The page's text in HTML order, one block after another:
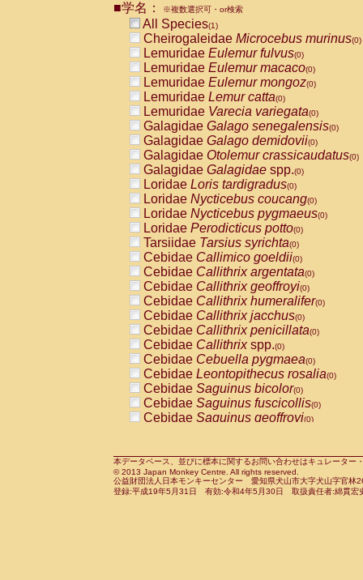
CebidaeCebus nigrivittatus
CebidaeCebus
CebidaeSaimiri boliviensis(0)
CebidaeSaimiri sciureus(0)
AtelidaeAlouatta caraya(0)
AtelidaeAlouatta fusca(0)
AtelidaeAlouatta seniculus
AtelidaeAlouattaspp.(0)
AtelidaeAteles belzebuth(0)
AtelidaeAteles geoffroyi(0)
AtelidaeAteles paniscus(0)
AtelidaeAtelesspp.(0)
Atelidae Lagothrix lagothricha
AtelidaeLagothrix lagothricha cana
PitheciidaeCacajao calvus
PitheciidaeCallicebus cupreus
PitheciidaeCallicebus donacophilus
PitheciidaeCallicebus moloch
PitheciidaeCallicebus torquatus
PitheciidaeCallicebusspp.(0)
PitheciidaeChiropotes satanas(0)
PitheciidaePithecia monachus
PitheciidaePithecia pithecia(0)
CercopithecidaeCercocebus agilis
CercopithecidaeCercocebus
CercopithecidaeCercocebus
CercopithecidaeCercocebus
CercopithecidaeCercocebus
CercopithecidaeCercocebushybrid
CercopithecidaePapio anubis(0)
CercopithecidaePapio cynocephalus
CercopithecidaePapio hamadryas(0)
■学名： ※複数選択可・or検索
All Species(1)
Cheirogaleidae Microcebus murinus(0)
Lemuridae Eulemur fulvus(0)
Lemuridae Eulemur macaco(0)
Lemuridae Eulemur mongoz(0)
Lemuridae Lemur catta(0)
Lemuridae Varecia variegata(0)
Galagidae Galago senegalensis(0)
Galagidae Galago demidovii(0)
Galagidae Otolemur crassicaudatus(0)
Galagidae Galagidae spp.(0)
Loridae Loris tardigradus(0)
Loridae Nycticebus coucang(0)
Loridae Nycticebus pygmaeus(0)
Loridae Perodicticus potto(0)
Tarsiidae Tarsius syrichta(0)
Cebidae Callimico goeldii(0)
Cebidae Callithrix argentata(0)
Cebidae Callithrix geoffroyi(0)
Cebidae Callithrix humeralifer(0)
Cebidae Callithrix jacchus(0)
Cebidae Callithrix penicillata(0)
Cebidae Callithrixspp.(0)
Cebidae Cebuella pygmaea(0)
Cebidae Leontopithecus rosalia(0)
Cebidae Saguinus bicolor(0)
Cebidae Saguinus fuscicollis(0)
Cebidae Saguinus geoffroyi(0)
CebidaeSaguinus leucopus(0)
CebidaeSaguinus midas(0)
Cebidae Saguinus mystax(0)
本データベース、並びに標本に関するお問い合わせはキュレータ
© 2013 Japan Monkey Centre. All rights reserved.
公益財団法人日本モンキーセンター 愛知県犬山市大字犬山字官
登録:平成19年5月31日 有効:令和4年5月30日 取扱責任者:綿貫宏